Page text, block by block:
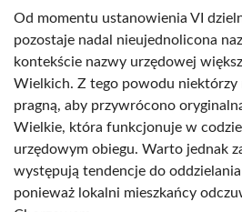
Od momentu ustanowienia VI
pozostaje nadal nieujednolicona
kontekście nazwy urzędowej
Wielkich. Z tego powodu niektórzy
pragną, aby przywrócono
Wielkie, która funkcjonuje w
urzędowym obiegu. Warto jednak
występują tendencje do
ponieważ lokalni mieszkańcy